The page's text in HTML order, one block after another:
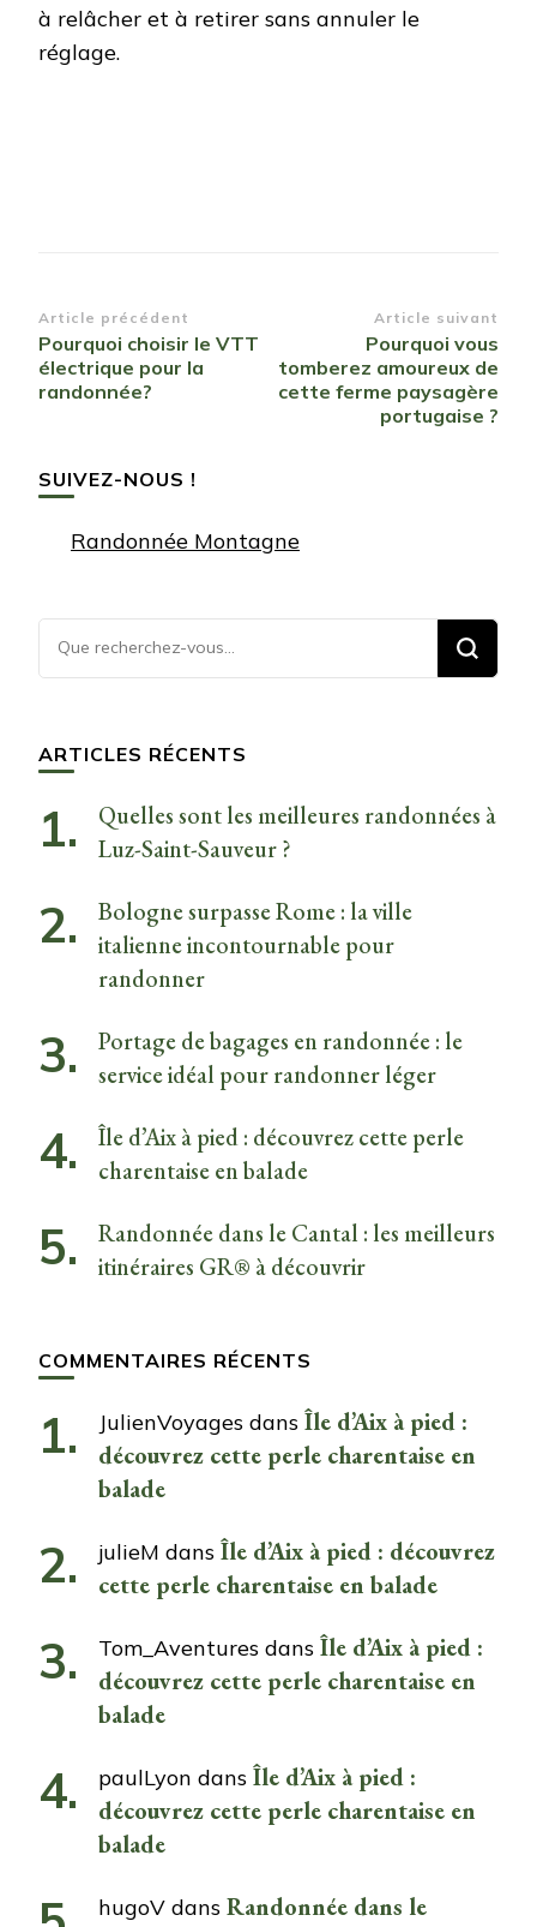
à relâcher et à retirer sans annuler le
réglage.
Navigation
d’article
Article précédent
Pourquoi choisir le VTT
électrique pour la
randonnée?
Article suivant
Pourquoi vous
tomberez amoureux de
cette ferme paysagère
portugaise ?
SUIVEZ-NOUS !
Randonnée Montagne
Vous
recherchiez
ARTICLES RÉCENTS
Quelles sont les meilleures randonnées à
Luz-Saint-Sauveur ?
Bologne surpasse Rome : la ville
italienne incontournable pour
randonner
Portage de bagages en randonnée : le
service idéal pour randonner léger
Île d’Aix à pied : découvrez cette perle
charentaise en balade
Randonnée dans le Cantal : les meilleurs
itinéraires GR® à découvrir
COMMENTAIRES RÉCENTS
JulienVoyages dans Île d’Aix à pied :
découvrez cette perle charentaise en
balade
julieM dans Île d’Aix à pied : découvrez
cette perle charentaise en balade
Tom_Aventures dans Île d’Aix à pied :
découvrez cette perle charentaise en
balade
paulLyon dans Île d’Aix à pied :
découvrez cette perle charentaise en
balade
hugoV dans Randonnée dans le